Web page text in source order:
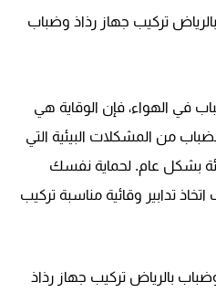
تركيب جهاز رذاذ وضباب
في الهواء، فإن الوقاية هي
من المشكلات البيئية التي
بشكل عام. لحماية نفسك
تدابير وقائية مناسبة تركيب
بالرياض تركيب جهاز رذاذ